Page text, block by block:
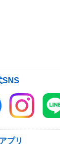
は雷雨や突風
て気温上昇 東
SNS
プリ